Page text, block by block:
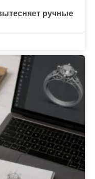
ручные